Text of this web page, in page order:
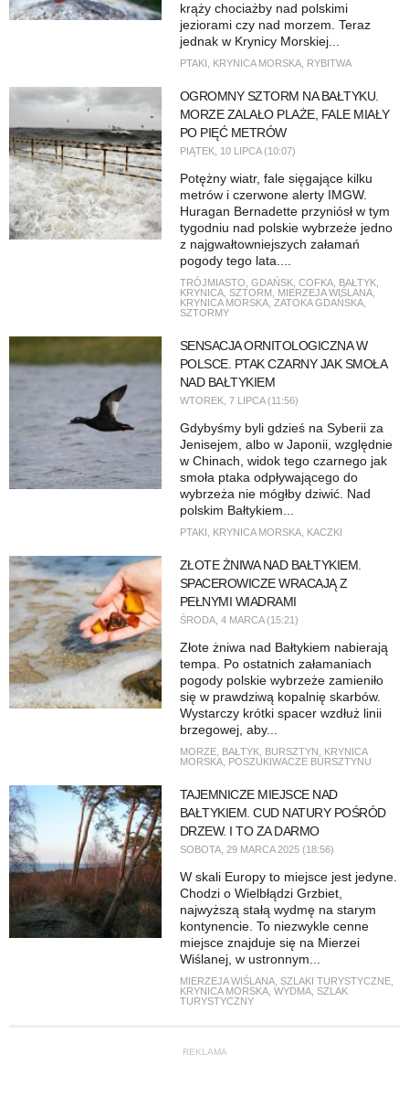
krąży chociażby nad polskimi
jeziorami czy nad morzem. Teraz
jednak w Krynicy Morskiej...
PTAKI KRYNICA MORSKA, RYBITWA
OGROMNY SZTORM NA BAŁTYKU.
MORZE ZALAŁO PLAŻE, FALE MIAŁY
PO PIĘĆ METRÓW
PIĄTEK, 10 LIPCA (10:07)
Potężny wiatr, fale sięgające kilku
metrów i czerwone alerty IMGW.
Huragan Bernadette przyniósł w tym
tygodniu nad polskie wybrzeże jedno
z najgwałtowniejszych załamań
pogody tego lata....
TRÓJMIASTO GDAŃSK, COFKA, BAŁTYK,
KRYNICA, SZTORM, MIERZEJA WIŚLANA,
KRYNICA MORSKA, ZATOKA GDAŃSKA,
SZTORMY
SENSACJA ORNITOLOGICZNA W
POLSCE. PTAK CZARNY JAK SMOŁA
NAD BAŁTYKIEM
WTOREK, 7 LIPCA (11:56)
Gdybyśmy byli gdzieś na Syberii za
Jenisejem, albo w Japonii, względnie
w Chinach, widok tego czarnego jak
smoła ptaka odpływającego do
wybrzeża nie mógłby dziwić. Nad
polskim Bałtykiem...
PTAKI KRYNICA MORSKA, KACZKI
ZŁOTE ŻNIWA NAD BAŁTYKIEM.
SPACEROWICZE WRACAJĄ Z
PEŁNYMI WIADRAMI
ŚRODA, 4 MARCA (15:21)
Złote żniwa nad Bałtykiem nabierają
tempa. Po ostatnich załamaniach
pogody polskie wybrzeże zamieniło
się w prawdziwą kopalnię skarbów.
Wystarczy krótki spacer wzdłuż linii
brzegowej, aby...
MORZE, BAŁTYK, BURSZTYN
KRYNICA
MORSKA, POSZUKIWACZE BURSZTYNU
TAJEMNICZE MIEJSCE NAD
BAŁTYKIEM. CUD NATURY POŚRÓD
DRZEW. I TO ZA DARMO
SOBOTA, 29 MARCA 2025 (18:56)
W skali Europy to miejsce jest jedyne.
Chodzi o Wielbłądzi Grzbiet,
najwyższą stałą wydmę na starym
kontynencie. To niezwykle cenne
miejsce znajduje się na Mierzei
Wiślanej, w ustronnym...
MIERZEJA WIŚLANA, SZLAKI TURYSTYCZNE,
KRYNICA MORSKA, WYDMA, SZLAK
TURYSTYCZNY
REKLAMA